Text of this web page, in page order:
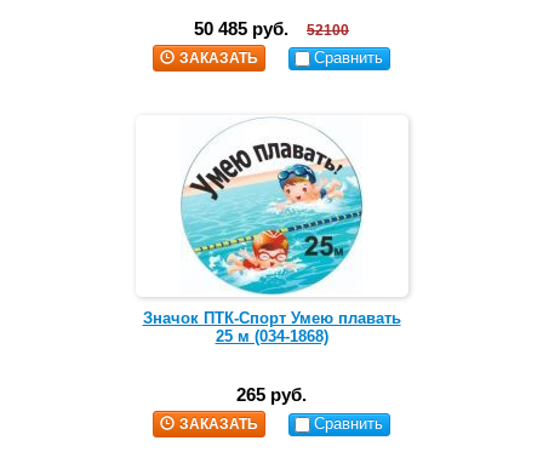
50 485 руб.
52100
ЗАКАЗАТЬ
Сравнить
Значок ПТК-Спорт Умею плавать
25 м (034-1868)
265 руб.
ЗАКАЗАТЬ Сравнить